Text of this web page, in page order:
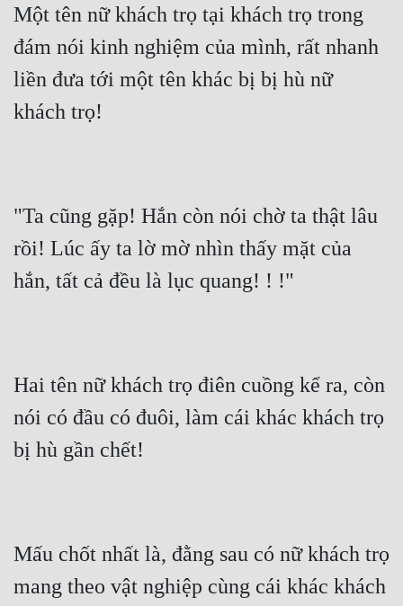
Một tên nữ khách trọ tại khách trọ trong
đám nói kinh nghiệm của mình, rất nhanh
liền đưa tới một tên khác bị bị hù nữ
khách trọ!
"Ta cũng gặp! Hắn còn nói chờ ta thật lâu
rồi! Lúc ấy ta lờ mờ nhìn thấy mặt của
hắn, tất cả đều là lục quang! ! !"
Hai tên nữ khách trọ điên cuồng kể ra, còn
nói có đầu có đuôi, làm cái khác khách trọ
bị hù gần chết!
Mấu chốt nhất là, đằng sau có nữ khách trọ
mang theo vật nghiệp cùng cái khác khách